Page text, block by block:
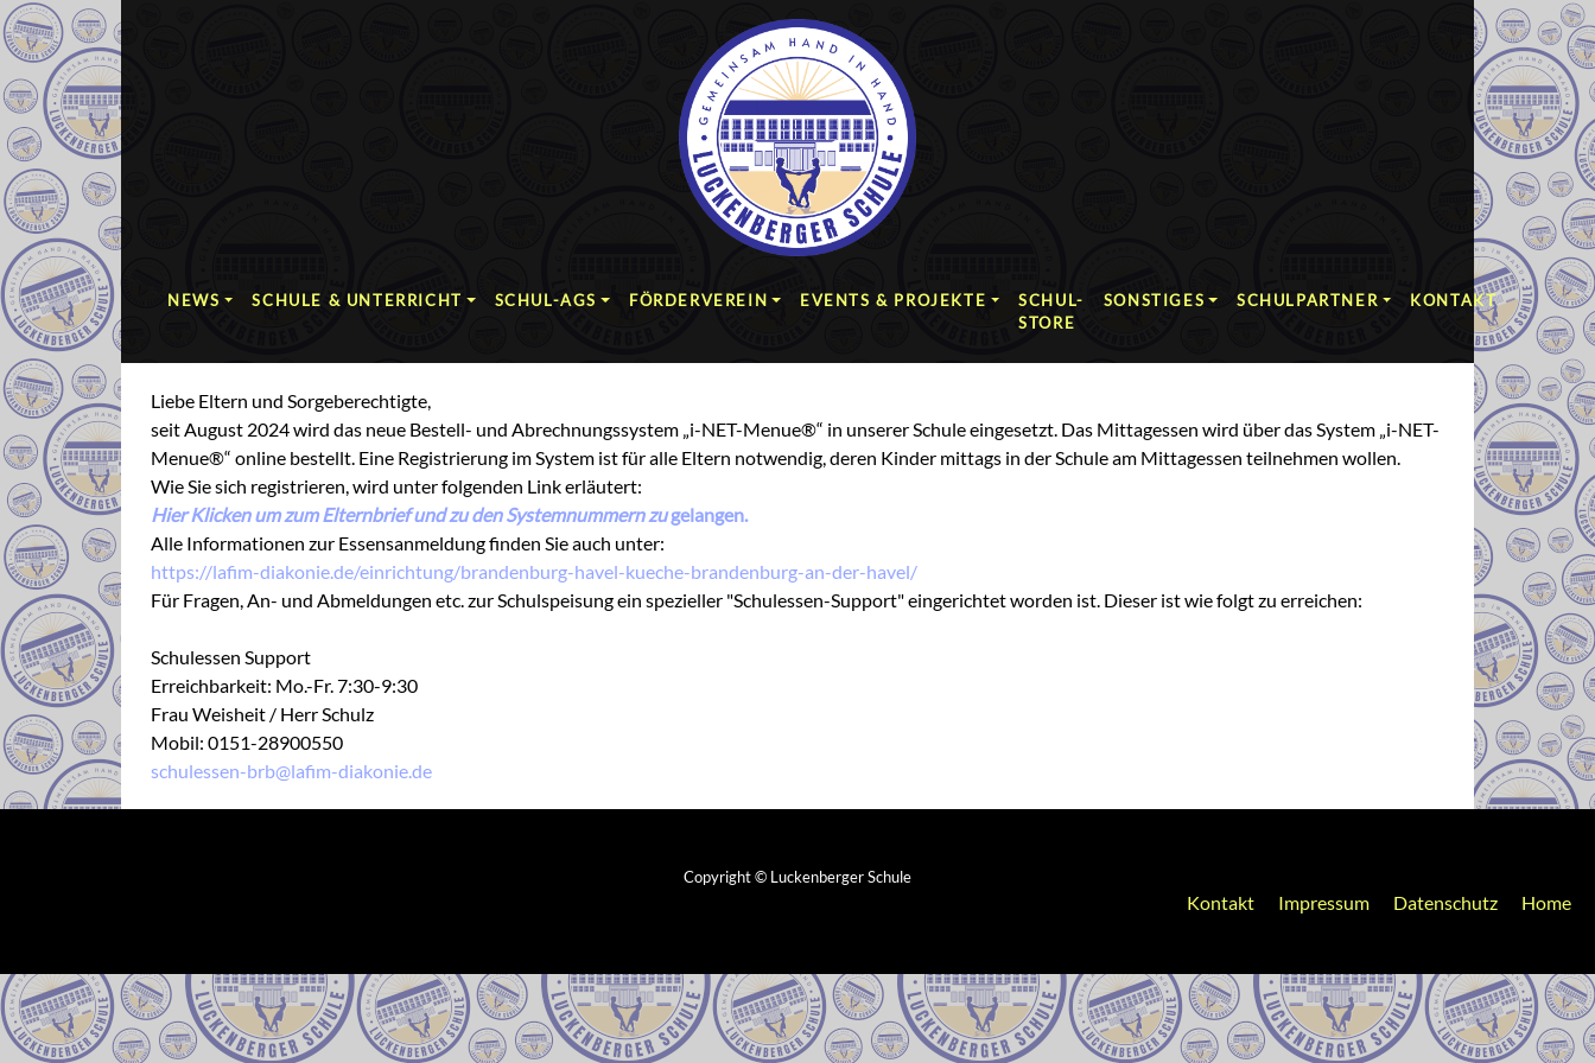
NEWS SCHULE & UNTERRICHT SCHUL-AGS FÖRDERVEREIN EVENTS & PROJEKTE
SCHUL-
STORE
SONSTIGES SCHULPARTNER KONTAKT
Liebe Eltern und Sorgeberechtigte,
seit August 2024 wird das neue Bestell- und Abrechnungssystem „i-NET-Menue®“ in unserer Schule eingesetzt. Das Mittagessen wird über das System „i-NET-
Menue®“ online bestellt. Eine Registrierung im System ist für alle Eltern notwendig, deren Kinder mittags in der Schule am Mittagessen teilnehmen wollen.
Wie Sie sich registrieren, wird unter folgenden Link erläutert:
Hier Klicken um zum Elternbrief und zu den Systemnummern zugelangen.
Alle Informationen zur Essensanmeldung finden Sie auch unter:
https://lafim-diakonie.de/einrichtung/brandenburg-havel-kueche-brandenburg-an-der-havel/
Für Fragen, An- und Abmeldungen etc. zur Schulspeisung ein spezieller "Schulessen-Support" eingerichtet worden ist. Dieser ist wie folgt zu erreichen:
Schulessen Support
Erreichbarkeit: Mo.-Fr. 7:30-9:30
Frau Weisheit / Herr Schulz
Mobil: 0151-28900550
schulessen-brb@lafim-diakonie.de
Copyright © Luckenberger Schule
Kontakt Impressum Datenschutz Home